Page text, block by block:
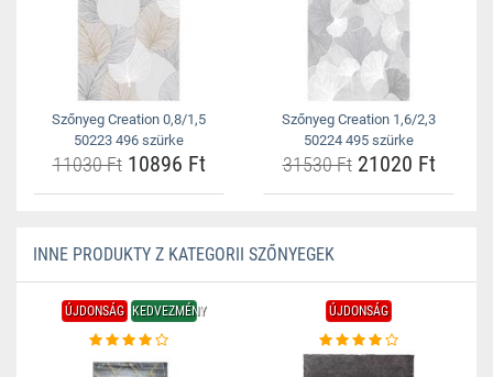
Szőnyeg Creation 0,8/1,5
50223 496 szürke
11030 Ft10896 Ft
Szőnyeg Creation 1,6/2,3
50224 495 szürke
31530 Ft21020 Ft
INNE PRODUKTY Z KATEGORII SZŐNYEGEK
ÚJDONSÁG KEDVEZMÉNY ÚJDONSÁG